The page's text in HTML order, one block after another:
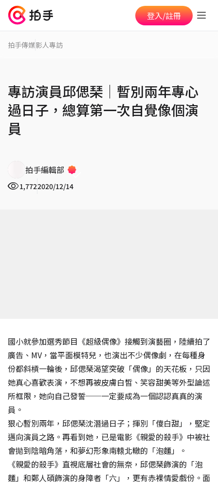
登入/註冊
拍手傳媒影人專訪
專訪演員邱偲琹│暫別兩年專心
過日子，總算第一次自覺像個演
員
拍手編輯部
1,7722020/12/14
國小就參加選秀節目《超級偶像》接觸到演藝圈，陸續拍了
廣告、MV，當平面模特兒，也演出不少偶像劇，在每種身
份都斜槓一輪後，邱偲琹渴望突破「偶像」的天花板，只因
她真心喜歡表演，不想再被皮膚白皙、笑容甜美等外型論述
所框限，她向自己發誓──一定要成為一個認認真真的演
員。
狠心暫別兩年，邱偲琹沈潛過日子；揮別「傻白甜」，堅定
邁向演員之路。再看到她，已是電影《親愛的殺手》中被社
會拋到陰暗角落，和夢幻形象南轅北轍的「泡麵」。
《親愛的殺手》直視底層社會的無奈，邱偲琹飾演的「泡
麵」和鄭人碩飾演的身障者「六」，更有赤裸情愛戲份。面